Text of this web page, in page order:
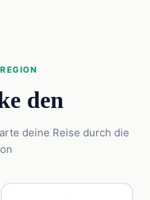
den
deine Reise durch die